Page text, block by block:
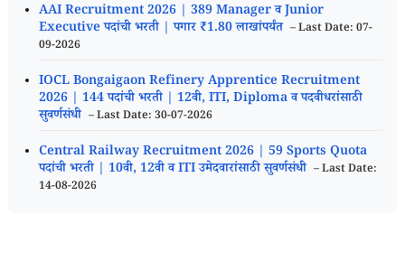
AAI Recruitment 2026 | 389 Manager व Junior
Executive पदांची भरती | पगार ₹1.80 लाखांपर्यंत – Last Date: 07-
09-2026
IOCL Bongaigaon Refinery Apprentice Recruitment
2026 | 144 पदांची भरती | 12वी, ITI, Diploma व पदवीधरांसाठी
सुवर्णसंधी – Last Date: 30-07-2026
Central Railway Recruitment 2026 | 59 Sports Quota
पदांची भरती | 10वी, 12वी व ITI उमेदवारांसाठी सुवर्णसंधी – Last Date:
14-08-2026